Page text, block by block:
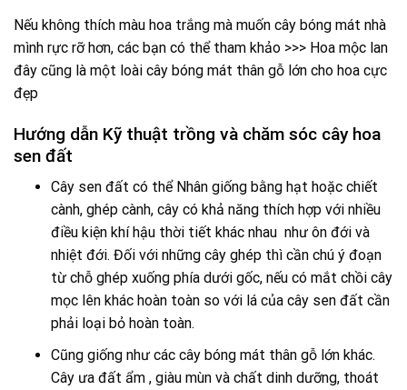
Nếu không thích màu hoa trắng mà muốn cây bóng mát nhà
mình rực rỡ hơn, các bạn có thể tham khảo >>> Hoa mộc lan
đây cũng là một loài cây bóng mát thân gỗ lớn cho hoa cực
đẹp
Hướng dẫn Kỹ thuật trồng và chăm sóc cây hoa
sen đất
Cây sen đất có thể Nhân giống bằng hạt hoặc chiết
cành, ghép cành, cây có khả năng thích hợp với nhiều
điều kiện khí hậu thời tiết khác nhau như ôn đới và
nhiệt đới. Đối với những cây ghép thì cần chú ý đoạn
từ chỗ ghép xuống phía dưới gốc, nếu có mắt chồi cây
mọc lên khác hoàn toàn so với lá của cây sen đất cần
phải loại bỏ hoàn toàn.
Cũng giống như các cây bóng mát thân gỗ lớn khác.
Cây ưa đất ẩm , giàu mùn và chất dinh dưỡng, thoát